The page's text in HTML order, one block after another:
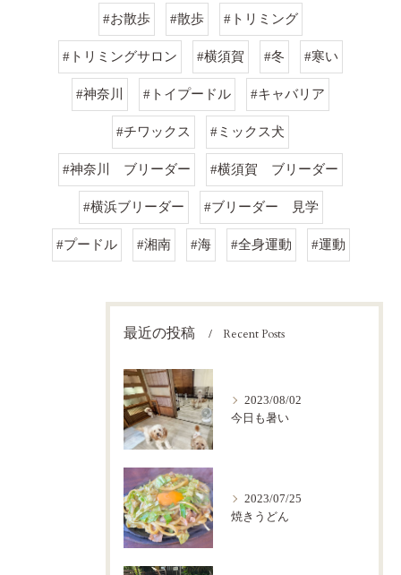
#お散歩 #散歩 #トリミング
#トリミングサロン #横須賀 #冬 #寒い
#神奈川 #トイプードル #キャバリア
#チワックス #ミックス犬
#神奈川 ブリーダー #横須賀 ブリーダー
#横浜ブリーダー #ブリーダー 見学
#プードル #湘南 #海 #全身運動 #運動
最近の投稿 Recent Posts
2023/08/02
今日も暑い
2023/07/25
焼きうどん